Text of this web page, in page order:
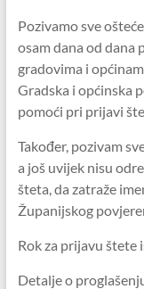
Pozivamo sve
osam dana od dana
gradovima i
Gradska i općinska
pomoći pri prijavi
Također, pozivam
a još uvijek nisu
šteta, da zatraže
Županijskog
Rok za prijavu štete
Detalje o